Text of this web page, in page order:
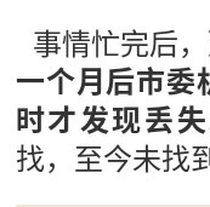
事情忙完后，
一个月后市委
时才发现丢失
找，至今未找